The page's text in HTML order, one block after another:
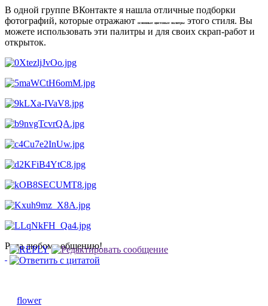
В одной группе ВКонтакте я нашла отличные подборки
фотографий, которые отражают
основные цветовые палитры
этого стиля. Вы
можете использовать эти палитры и для своих скрап-работ и
открыток.
Рада любому общению!
flower